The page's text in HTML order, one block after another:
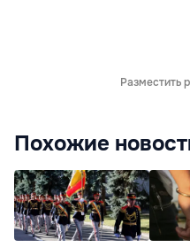
Разместить
Похожие